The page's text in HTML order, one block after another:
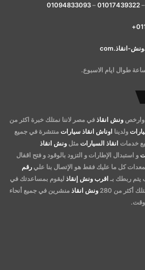
–
01017439322
–
01094833093
وارخص ونش انقاذفي مصر لاننا نمتلك خبرة اكثر من
ولدينا اوناش انقاذ سيارات منتشرة في جميع
خدمات انقاذ السيارات مثل ونش انقاذ
و استبدال الإطارات و التزود بالوقود و فتح اقفال
كل ما عليك فقط هو الإتصال بنا علي رقم
ربطك بـ اقرب ونش إنقاذ ليقوم بمساعدتك في
أكثر من 280 ونش انقاذمنشرين في جميع أنحاء
وقت.